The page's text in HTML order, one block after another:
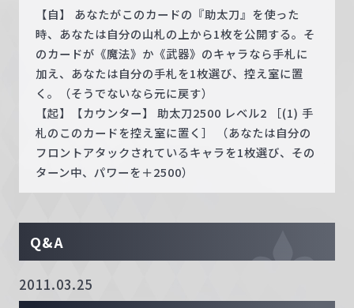
【自】 あなたがこのカードの『助太刀』を使った
時、あなたは自分の山札の上から1枚を公開する。そ
のカードが《魔法》か《武器》のキャラなら手札に
加え、あなたは自分の手札を1枚選び、控え室に置
く。（そうでないなら元に戻す）
【起】【カウンター】 助太刀2500 レベル2 ［(1) 手
札のこのカードを控え室に置く］ （あなたは自分の
フロントアタックされているキャラを1枚選び、その
ターン中、パワーを＋2500）
Q&A
2011.03.25